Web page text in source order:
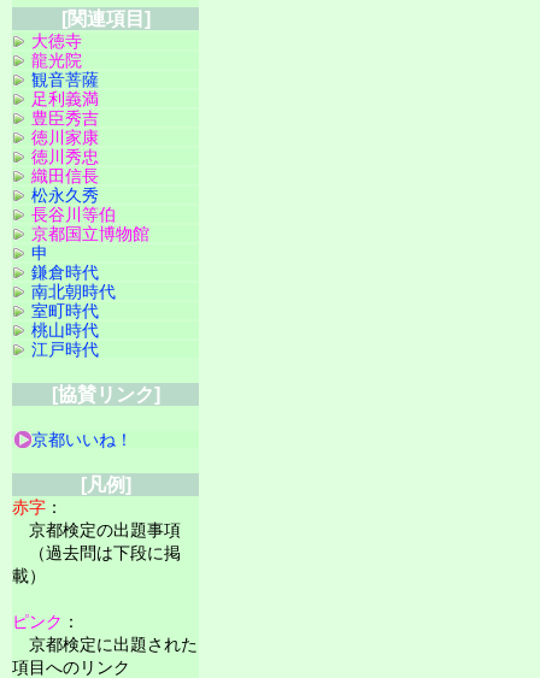
[関連項目]
大徳寺
龍光院
観音菩薩
足利義満
豊臣秀吉
徳川家康
徳川秀忠
織田信長
松永久秀
長谷川等伯
京都国立博物館
申
鎌倉時代
南北朝時代
室町時代
桃山時代
江戸時代
[協賛リンク]
京都いいね！
[凡例]
赤字 ：
京都検定の出題事項
（過去問は下段に掲
載）
ピンク ：
京都検定に出題された
項目へのリンク